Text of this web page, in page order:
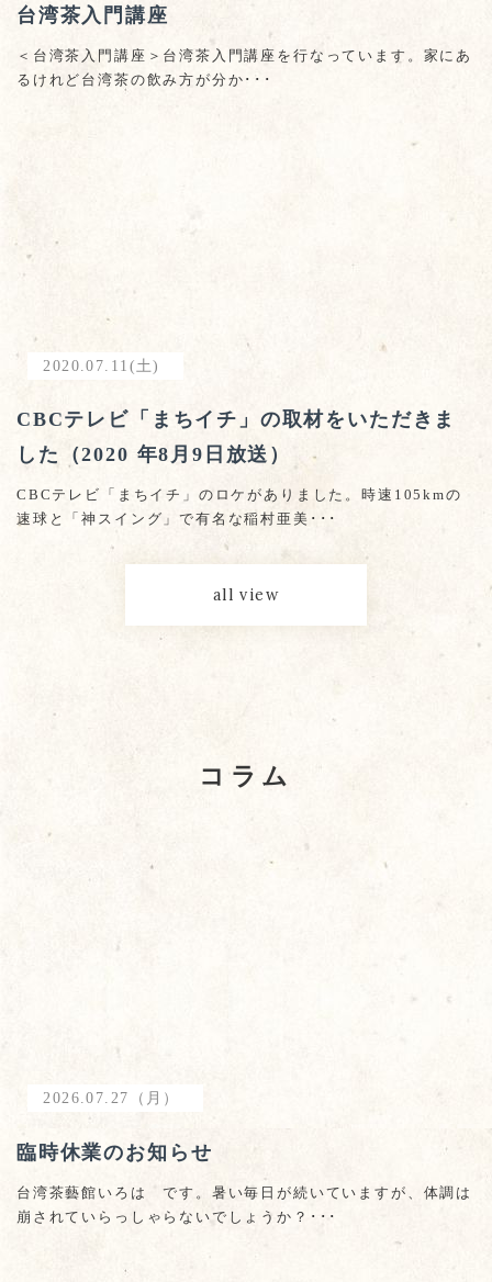
台湾茶入門講座
＜台湾茶入門講座＞台湾茶入門講座を行なっています。家にあ
るけれど台湾茶の飲み方が分か･･･
2020.07.11(土)
CBCテレビ「まちイチ」の取材をいただきま
した（2020 年8月9日放送）
CBCテレビ「まちイチ」のロケがありました。時速105kmの
速球と「神スイング」で有名な稲村亜美･･･
all view
コラム
2026.07.27（月）
臨時休業のお知らせ
台湾茶藝館いろは です。暑い毎日が続いていますが、体調は
崩されていらっしゃらないでしょうか？･･･